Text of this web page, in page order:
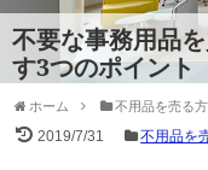
不要な事務用品
す3つのポイント
ホーム 不用品を売る
2019/7/31 不用品を